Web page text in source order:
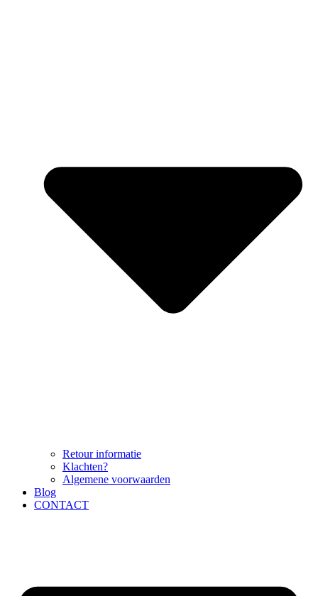
Retour informatie
Klachten?
Algemene voorwaarden
Blog
CONTACT